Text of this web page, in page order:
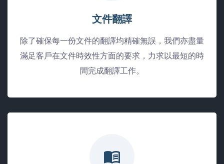
文件翻譯
除了確保每一份文件的翻譯均精確無誤，我們亦盡量
滿足客戶在文件時效性方面的要求，力求以最短的時
間完成翻譯工作。